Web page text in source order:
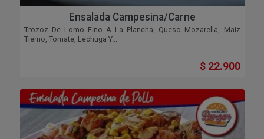
Ensalada Campesina/carne
Trozoz De Lomo Fino A La Plancha, Queso Mozarella, Maiz
Tierno, Tomate, Lechuga Y...
$ 22.900